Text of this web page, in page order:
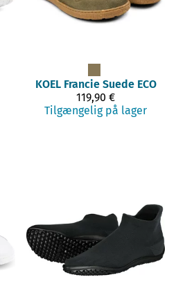
KOEL Francie Suede ECO
119,90 €
Tilgængelig på lager